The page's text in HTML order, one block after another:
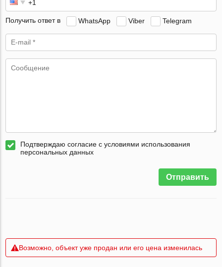
Получить ответ в WhatsApp Viber Telegram
Подтверждаю согласие с условиями использования
персональных данных
Отправить
Возможно, объект уже продан или его цена изменилась